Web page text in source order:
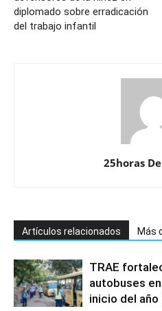
diplomado sobre erradicación
del trabajo infantil
25horas
Artículos relacionados Más
TRAE
autobuses
inicio del